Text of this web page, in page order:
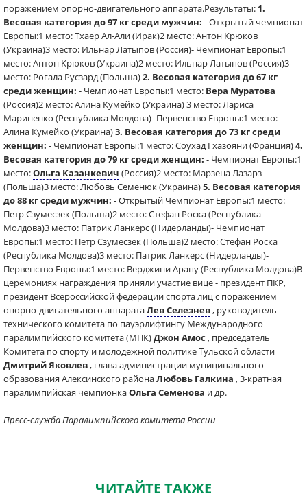
поражением опорно-двигательного аппарата.Результаты: 1.
Весовая категория до 97 кг среди мужчин: - Открытый чемпионат
Европы:1 место: Тхаер Ал-Али (Ирак)2 место: Антон Крюков
(Украина)3 место: Ильнар Латыпов (Россия)- Чемпионат Европы:1
место: Антон Крюков (Украина)2 место: Ильнар Латыпов (Россия)3
место: Рогала Русзард (Польша)2. Весовая категория до 67 кг
среди женщин: - Чемпионат Европы:1 место: Вера Муратова
(Россия)2 место: Алина Кумейко (Украина) 3 место: Лариса
Мариненко (Республика Молдова)- Первенство Европы:1 место:
Алина Кумейко (Украина)3. Весовая категория до 73 кг среди
женщин: - Чемпионат Европы:1 место: Соухад Гхазояни (Франция)4.
Весовая категория до 79 кг среди женщин: - Чемпионат Европы:1
место:Ольга Казанкевич (Россия)2 место: Марзена Лазарз
(Польша)3 место: Любовь Семенюк (Украина)5. Весовая категория
до 88 кг среди мужчин: - Открытый Чемпионат Европы:1 место:
Петр Сзумесзек (Польша)2 место: Стефан Роска (Республика
Молдова)3 место: Патрик Ланкерс (Нидерланды)- Чемпионат
Европы:1 место: Петр Сзумесзек (Польша)2 место: Стефан Роска
(Республика Молдова)3 место: Патрик Ланкерс (Нидерланды)-
Первенство Европы:1 место: Верджини Арапу (Республика Молдова)В
церемониях награждения приняли участие вице - президент ПКР,
президент Всероссийской федерации спорта лиц с поражением
опорно-двигательного аппаратаЛев Селезнев, руководитель
технического комитета по пауэрлифтингу Международного
паралимпийского комитета (МПК)Джон Амос , председатель
Комитета по спорту и молодежной политике Тульской области
Дмитрий Яковлев, глава администрации муниципального
образования Алексинского районаЛюбовь Галкина , 3-кратная
паралимпийская чемпионкаОльга Семенова и др.
Пресс-служба Паралимпийского комитета России
ЧИТАЙТЕ ТАКЖЕ